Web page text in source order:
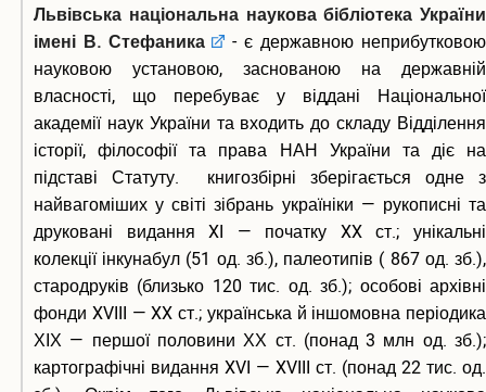
Львівська національна наукова бібліотека України
імені В. Стефаника
- є державною неприбутковою
науковою установою, заснованою на державній
власності, що перебуває у віддані Національної
академії наук України та входить до складу Відділення
історії, філософії та права НАН України та діє на
підставі Статуту. книгозбірні зберігається одне з
найвагоміших у світі зібрань україніки — рукописні та
друковані видання XI — початку XX ст.; унікальні
колекції інкунабул (51 од. зб.), палеотипів ( 867 од. зб.),
стародруків (близько 120 тис. од. зб.); особові архівні
фонди XVIII — XX ст.; українська й іншомовна періодика
ХІХ — першої половини ХХ ст. (понад 3 млн од. зб.);
картографічні видання XVI — XVIII ст. (понад 22 тис. од.